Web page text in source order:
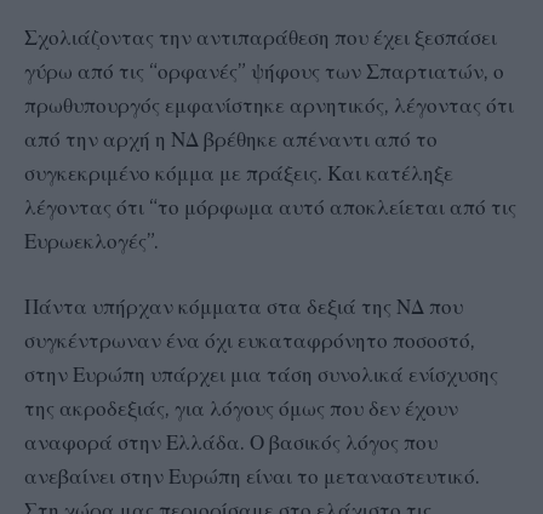
Σχολιάζοντας την αντιπαράθεση που έχει ξεσπάσει
γύρω από τις “ορφανές” ψήφους των Σπαρτιατών, ο
πρωθυπουργός εμφανίστηκε αρνητικός, λέγοντας ότι
από την αρχή η ΝΔ βρέθηκε απέναντι από το
συγκεκριμένο κόμμα με πράξεις. Και κατέληξε
λέγοντας ότι “το μόρφωμα αυτό αποκλείεται από τις
Ευρωεκλογές”.
Πάντα υπήρχαν κόμματα στα δεξιά της ΝΔ που
συγκέντρωναν ένα όχι ευκαταφρόνητο ποσοστό,
στην Ευρώπη υπάρχει μια τάση συνολικά ενίσχυσης
της ακροδεξιάς, για λόγους όμως που δεν έχουν
αναφορά στην Ελλάδα. Ο βασικός λόγος που
ανεβαίνει στην Ευρώπη είναι το μεταναστευτικό.